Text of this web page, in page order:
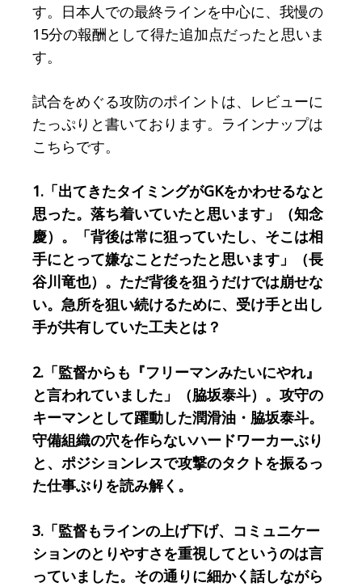
す。日本人での最終ラインを中心に、我慢の
15分の報酬として得た追加点だったと思いま
す。
試合をめぐる攻防のポイントは、レビューに
たっぷりと書いております。ラインナップは
こちらです。
1.「出てきたタイミングがGKをかわせるなと
思った。落ち着いていたと思います」（知念
慶）。「背後は常に狙っていたし、そこは相
手にとって嫌なことだったと思います」（長
谷川竜也）。ただ背後を狙うだけでは崩せな
い。急所を狙い続けるために、受け手と出し
手が共有していた工夫とは？
2.「監督からも『フリーマンみたいにやれ』
と言われていました」（脇坂泰斗）。攻守の
キーマンとして躍動した潤滑油・脇坂泰斗。
守備組織の穴を作らないハードワーカーぶり
と、ポジションレスで攻撃のタクトを振るっ
た仕事ぶりを読み解く。
3.「監督もラインの上げ下げ、コミュニケー
ションのとりやすさを重視してというのは言
っていました。その通りに細かく話しながら